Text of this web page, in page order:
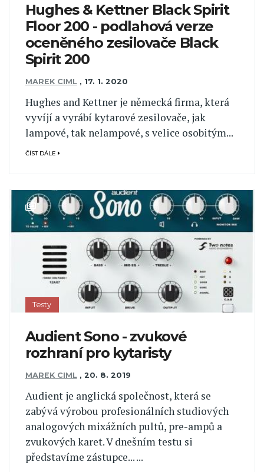
Hughes & Kettner Black Spirit
Floor 200 - podlahová verze
oceněného zesilovače Black
Spirit 200
MAREK CIML , 17. 1. 2020
Hughes and Kettner je německá firma, která
vyvíjí a vyrábí kytarové zesilovače, jak
lampové, tak nelampové, s velice osobitým...
ČÍST DÁLE
Testy
Audient Sono - zvukové
rozhraní pro kytaristy
MAREK CIML , 20. 8. 2019
Audient je anglická společnost, která se
zabývá výrobou profesionálních studiových
analogových mixážních pultů, pre-ampů a
zvukových karet. V dnešním testu si
představíme zástupce... ...